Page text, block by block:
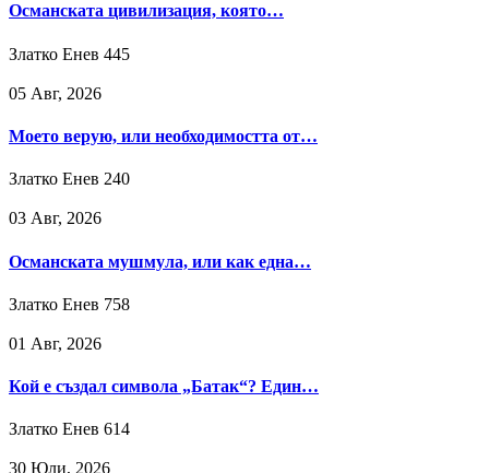
Османската цивилизация, която…
Златко Енев 445
05 Авг, 2026
Моето верую, или необходимостта от…
Златко Енев 240
03 Авг, 2026
Османската мушмула, или как една…
Златко Енев 758
01 Авг, 2026
Кой е създал символа „Батак“? Един…
Златко Енев 614
30 Юли, 2026